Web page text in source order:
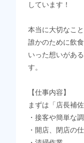
しています！
本当に大切なこ
誰かのために飲
いった想いがあ
す。
【仕事内容】
まずは「店長補
・接客や簡単な
・開店、閉店の